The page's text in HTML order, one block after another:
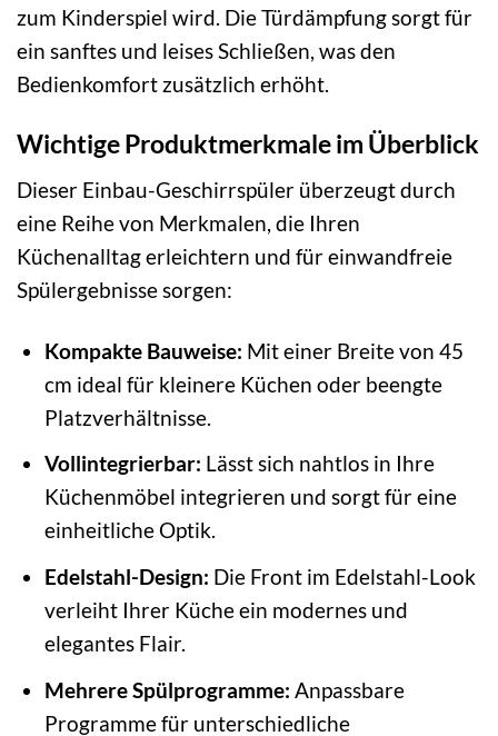
zum Kinderspiel wird. Die Türdämpfung sorgt für
ein sanftes und leises Schließen, was den
Bedienkomfort zusätzlich erhöht.
Wichtige Produktmerkmale im Überblick
Dieser Einbau-Geschirrspüler überzeugt durch
eine Reihe von Merkmalen, die Ihren
Küchenalltag erleichtern und für einwandfreie
Spülergebnisse sorgen:
Kompakte Bauweise: Mit einer Breite von 45
cm ideal für kleinere Küchen oder beengte
Platzverhältnisse.
Vollintegrierbar: Lässt sich nahtlos in Ihre
Küchenmöbel integrieren und sorgt für eine
einheitliche Optik.
Edelstahl-Design: Die Front im Edelstahl-Look
verleiht Ihrer Küche ein modernes und
elegantes Flair.
Mehrere Spülprogramme: Anpassbare
Programme für unterschiedliche